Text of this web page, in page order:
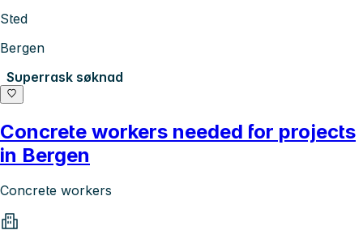
Sted
Bergen
Superrask søknad
Concrete workers needed for projects
in Bergen
Concrete workers